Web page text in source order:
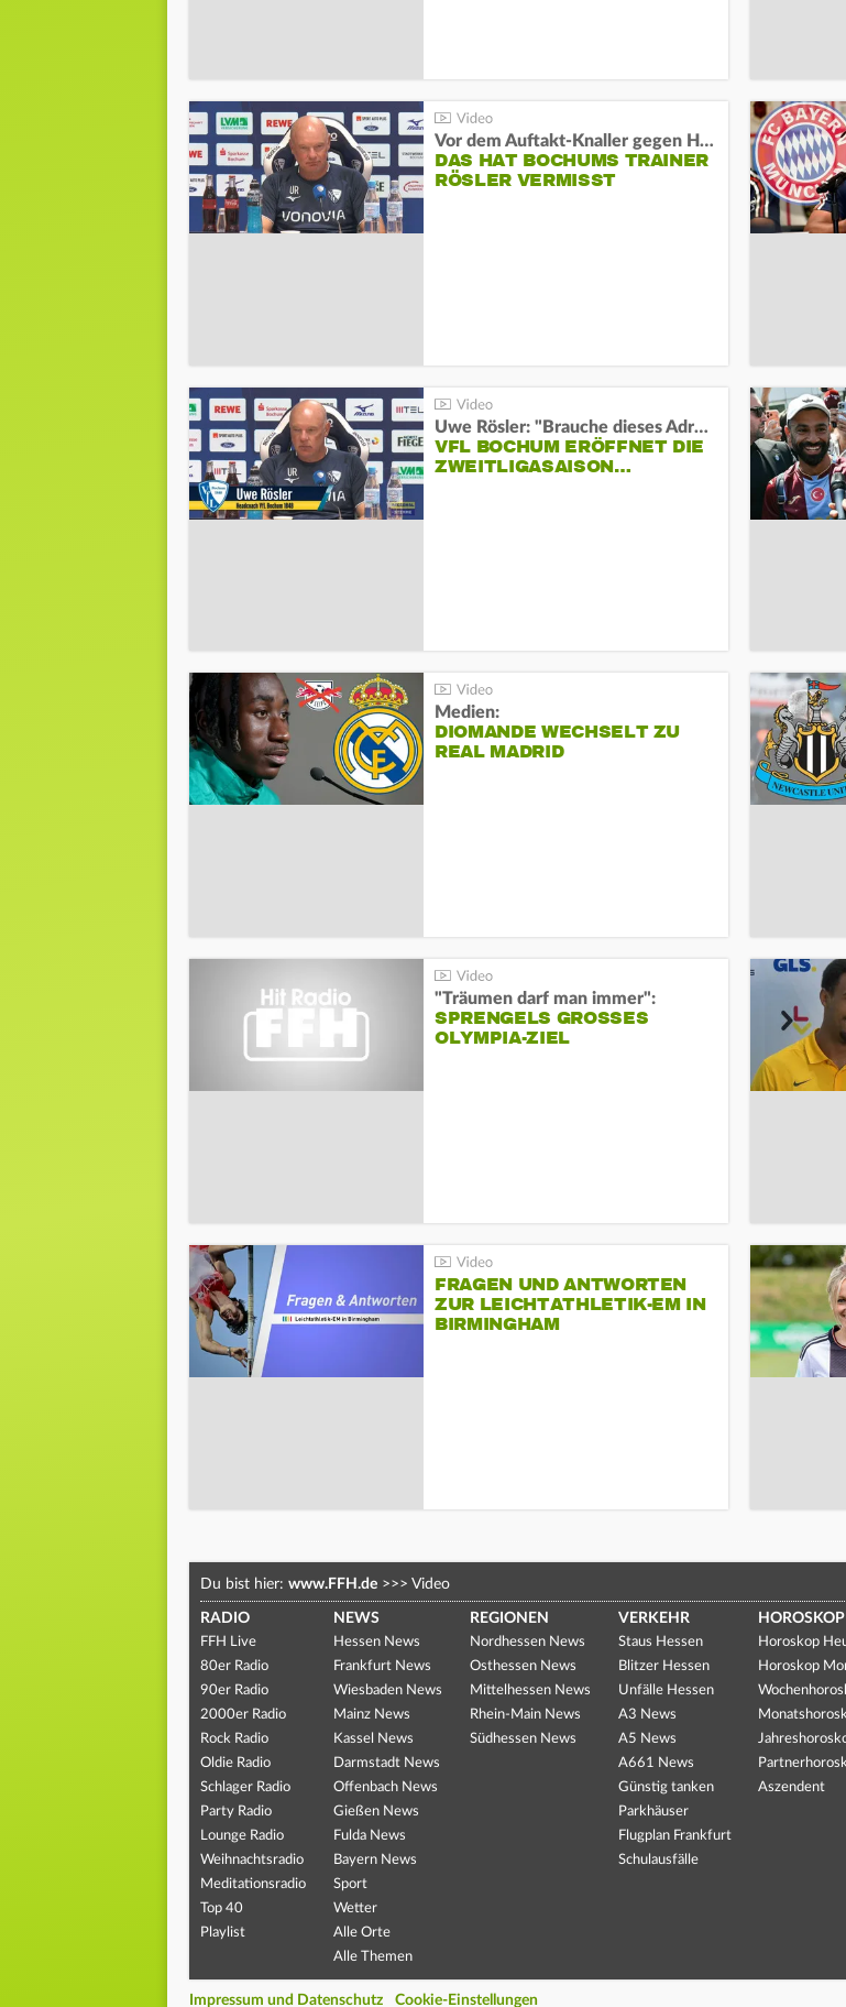
Vor dem Auftakt-Knaller gegen Hertha:
DAS HAT BOCHUMS TRAINER
RÖSLER VERMISST
Uwe Rösler: "Brauche dieses Adrenalin"
VFL BOCHUM ERÖFFNET DIE
ZWEITLIGASAISON…
Medien:
DIOMANDE WECHSELT ZU
REAL MADRID
"Träumen darf man immer":
SPRENGELS GROSSES O
LYMPIA-ZIEL
FRAGEN UND ANTWORTEN
ZUR LEICHTATHLETIK-EM IN
BIRMINGHAM
Du bist hier: www.FFH.de >>> Video
RADIO
FFH Live
80er Radio
90er Radio
2000er Radio
Rock Radio
Oldie Radio
Schlager Radio
Party Radio
Lounge Radio
Weihnachtsradio
Meditationsradio
Top 40
Playlist
NEWS
Hessen News
Frankfurt News
Wiesbaden News
Mainz News
Kassel News
Darmstadt News
Offenbach News
Gießen News
Fulda News
Bayern News
Sport
Wetter
Alle Orte
Alle Themen
REGIONEN
Nordhessen News
Osthessen News
Mittelhessen News
Rhein-Main News
Südhessen News
VERKEHR
Staus Hessen
Blitzer Hessen
Unfälle Hessen
A3 News
A5 News
A661 News
Günstig tanken
Parkhäuser
Flugplan Frankfurt
Schulausfälle
HOROSKOP
Horoskop
Horoskop
Aszendent
Impressum und Datenschutz Cookie-Einstellungen